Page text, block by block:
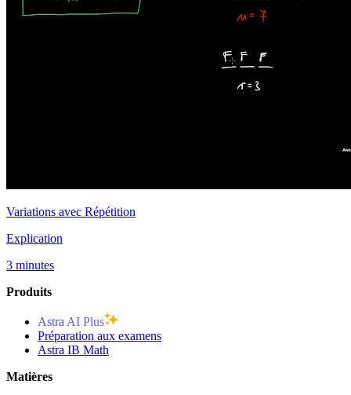
Variations avec Répétition
Explication
3 minutes
Produits
Astra AI Plus
Préparation aux examens
Astra IB Math
Matières